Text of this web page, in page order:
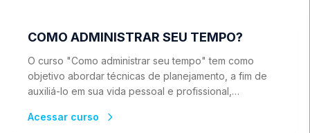
COMO ADMINISTRAR SEU TEMPO?
O curso "Como administrar seu tempo" tem como
objetivo abordar técnicas de planejamento, a fim de
auxiliá-lo em sua vida pessoal e profissional,
vantagens da administração do tempo. Vale certificado
Acessar curso